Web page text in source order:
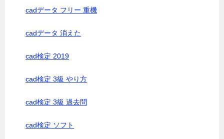
cadデータ フリー 重機
cadデータ 消えた
cad検定 2019
cad検定 3級 やり方
cad検定 3級 過去問
cad検定 ソフト